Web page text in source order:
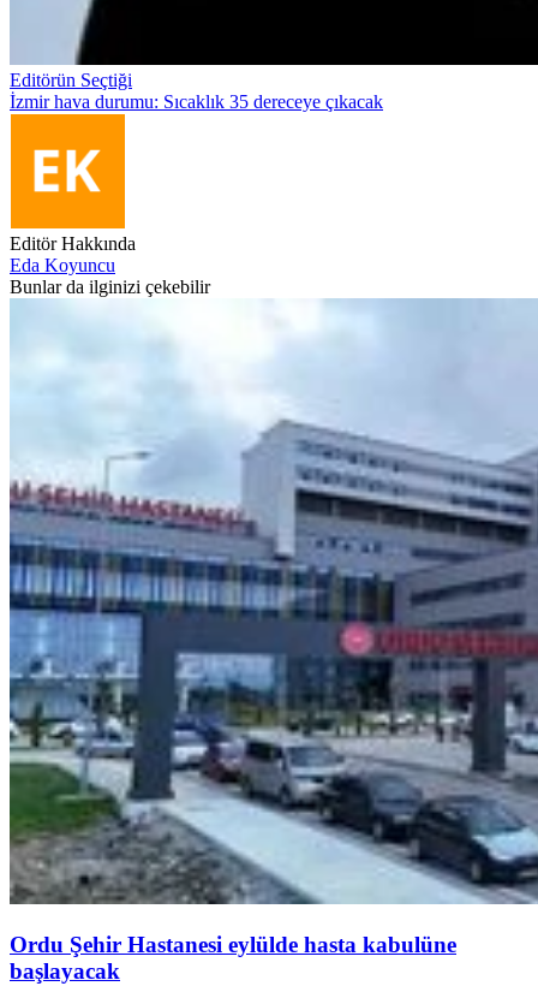
Editörün Seçtiği
İzmir hava durumu: Sıcaklık 35 dereceye çıkacak
Editör Hakkında
Eda Koyuncu
Bunlar da ilginizi çekebilir
Ordu Şehir Hastanesi eylülde hasta kabulüne
başlayacak